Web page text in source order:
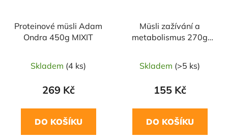
Proteinové müsli Adam
Ondra 450g MIXIT
Skladem (4 ks)
269 Kč
DO KOŠÍKU
Müsli zažívání a
metabolismus 270g
Skladem (>5 ks)
155 Kč
DO KOŠÍKU